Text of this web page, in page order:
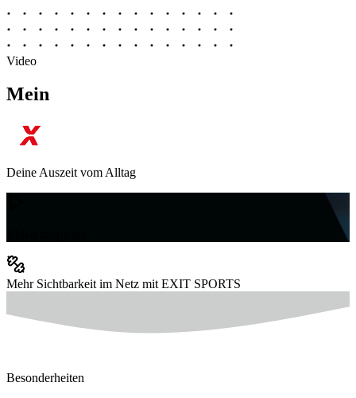
Video
Mein
Deine Auszeit vom Alltag
Mehr Sichtbarkeit im Netz mit EXIT SPORTS
Besonderheiten